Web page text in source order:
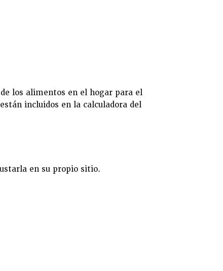
los alimentos en el hogar para el
incluidos en la calculadora del
en su propio sitio.